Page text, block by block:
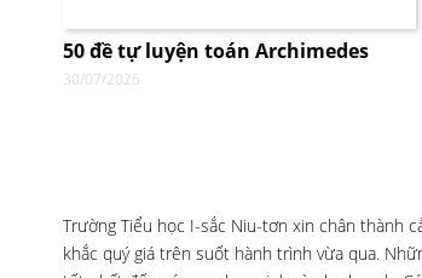
50 đề tự luyện toán Archimedes
30/07/2026
Trường Tiểu học I-sắc Niu-tơn xin chân thành
khắc quý giá trên suốt hành trình vừa qua.